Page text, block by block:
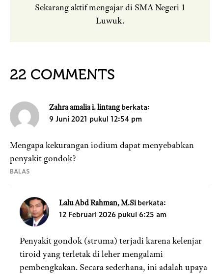
Sekarang aktif mengajar di SMA Negeri 1
Luwuk.
22 COMMENTS
Zahra amalia i. lintang berkata:
9 Juni 2021 pukul 12:54 pm
Mengapa kekurangan iodium dapat menyebabkan
penyakit gondok?
BALAS
Lalu Abd Rahman, M.Si berkata:
12 Februari 2026 pukul 6:25 am
Penyakit gondok (struma) terjadi karena kelenjar
tiroid yang terletak di leher mengalami
pembengkakan. Secara sederhana, ini adalah upaya